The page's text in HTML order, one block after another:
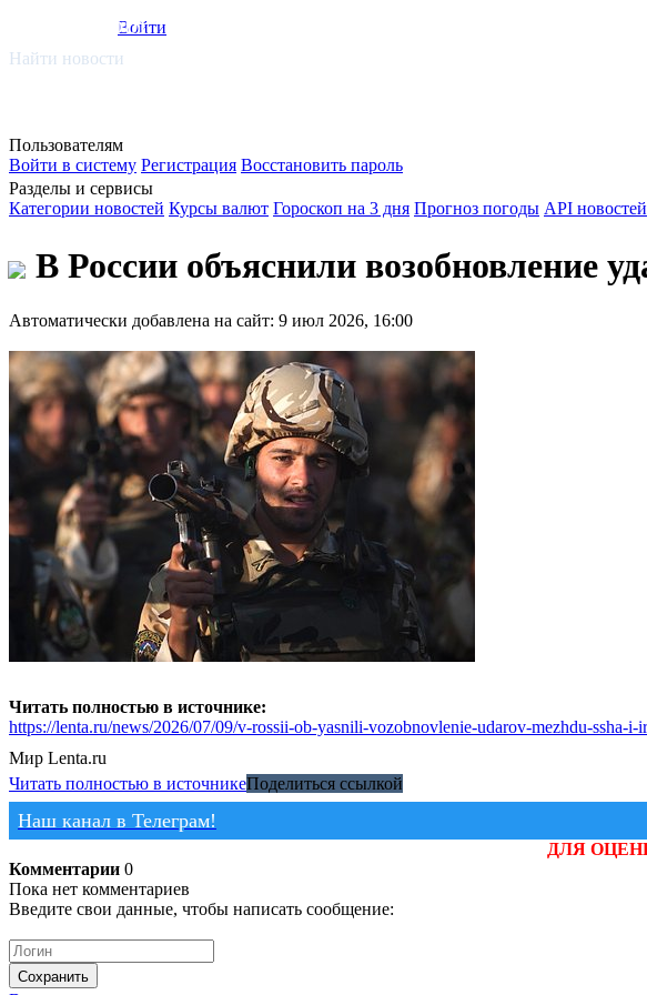
smi.mobi
Войти
Найти новости
Пользователям
Войти в систему Регистрация Восстановить пароль
Разделы и сервисы
Категории новостей Курсы валют Гороскоп на 3 дня Прогноз погоды API новостей
В России объяснили возобновление
Автоматически добавлена на сайт: 9 июл 2026, 16:00
Читать полностью в источнике:
https://lenta.ru/news/2026/07/09/v-rossii-ob-yasnili-vozobnovlenie-udarov-mezhdu-ssha-i-
Мир Lenta.ru
Читать полностью в источникеПоделиться ссылкой
Наш канал в Телеграм!
ДЛЯ
Комментарии 0
Пока нет комментариев
Введите свои данные, чтобы написать сообщение:
Сохранить